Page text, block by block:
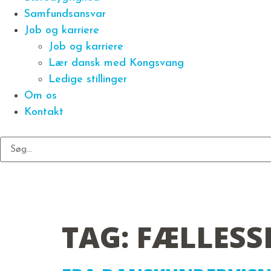
Samfundsansvar
Job og karriere
Job og karriere
Lær dansk med Kongsvang
Ledige stillinger
Om os
Kontakt
TAG: